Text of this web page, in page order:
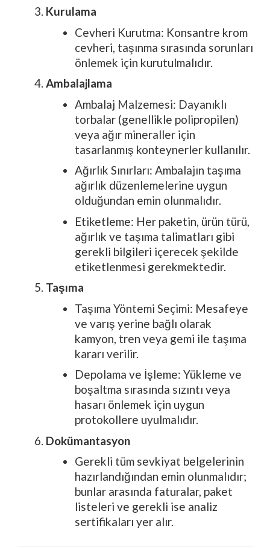
Kurulama
Cevheri Kurutma: Konsantre krom
cevheri, taşınma sırasında sorunları
önlemek için kurutulmalıdır.
Ambalajlama
Ambalaj Malzemesi: Dayanıklı
torbalar (genellikle polipropilen)
veya ağır mineraller için
tasarlanmış konteynerler kullanılır.
Ağırlık Sınırları: Ambalajın taşıma
ağırlık düzenlemelerine uygun
olduğundan emin olunmalıdır.
Etiketleme: Her paketin, ürün türü,
ağırlık ve taşıma talimatları gibi
gerekli bilgileri içerecek şekilde
etiketlenmesi gerekmektedir.
Taşıma
Taşıma Yöntemi Seçimi: Mesafeye
ve varış yerine bağlı olarak
kamyon, tren veya gemi ile taşıma
kararı verilir.
Depolama ve İşleme: Yükleme ve
boşaltma sırasında sızıntı veya
hasarı önlemek için uygun
protokollere uyulmalıdır.
Dokümantasyon
Gerekli tüm sevkiyat belgelerinin
hazırlandığından emin olunmalıdır;
bunlar arasında faturalar, paket
listeleri ve gerekli ise analiz
sertifikaları yer alır.